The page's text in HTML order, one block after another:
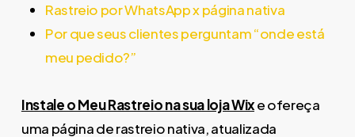
Rastreio por WhatsApp x página nativa
Por que seus clientes perguntam “onde está
meu pedido?”
Instale o Meu Rastreio na sua loja Wixe ofereça
uma página de rastreio nativa, atualizada